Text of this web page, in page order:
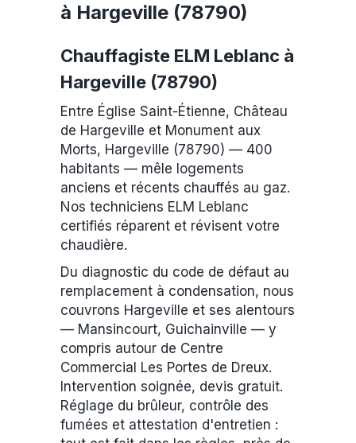
à Hargeville (78790)
Chauffagiste ELM Leblanc à
Hargeville (78790)
Entre Église Saint-Étienne, Château
de Hargeville et Monument aux
Morts, Hargeville (78790) — 400
habitants — mêle logements
anciens et récents chauffés au gaz.
Nos techniciens ELM Leblanc
certifiés réparent et révisent votre
chaudière.
Du diagnostic du code de défaut au
remplacement à condensation, nous
couvrons Hargeville et ses alentours
— Mansincourt, Guichainville — y
compris autour de Centre
Commercial Les Portes de Dreux.
Intervention soignée, devis gratuit.
Réglage du brûleur, contrôle des
fumées et attestation d'entretien :